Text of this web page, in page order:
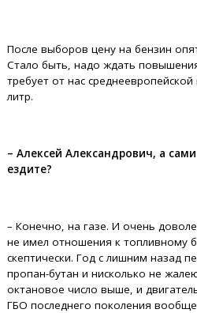
После выборов цену на бензин
Стало быть, надо ждать
требует от нас
литр.
– Алексей Александрович, а
ездите?
– Конечно, на газе. И очень
не имел отношения к топливному
скептически. Год с лишним назад
пропан-бутан и нисколько не
октановое число выше, и
ГБО последнего поколения